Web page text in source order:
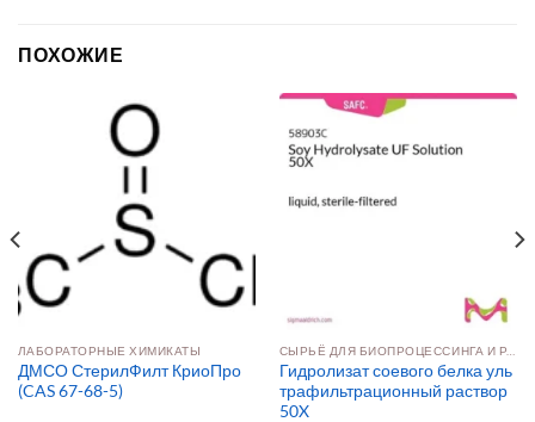
ПОХОЖИЕ
ЛАБОРАТОРНЫЕ ХИМИКАТЫ
ДМСО СтерилФилт КриоПро
(CAS 67-68-5)
Гидролизат соевого белка уль
трафильтрационный раствор
50X